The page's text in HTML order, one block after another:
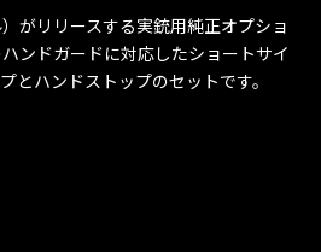
がリリースする実銃用純正オプショ
ンドガードに対応したショートサイ
とハンドストップのセットです。